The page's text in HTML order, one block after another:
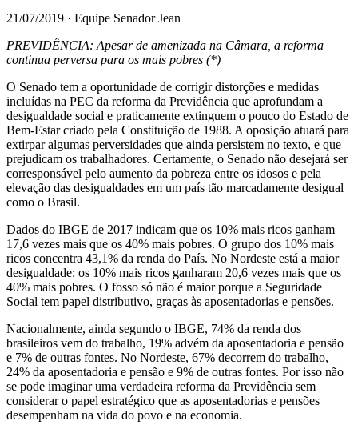
21/07/2019 · Equipe Senador Jean
PREVIDÊNCIA: Apesar de amenizada na Câmara, a reforma
continua perversa para os mais pobres (*)
O Senado tem a oportunidade de corrigir distorções e medidas
incluídas na PEC da reforma da Previdência que aprofundam a
desigualdade social e praticamente extinguem o pouco do Estado de
Bem-Estar criado pela Constituição de 1988. A oposição atuará para
extirpar algumas perversidades que ainda persistem no texto, e que
prejudicam os trabalhadores. Certamente, o Senado não desejará ser
corresponsável pelo aumento da pobreza entre os idosos e pela
elevação das desigualdades em um país tão marcadamente desigual
como o Brasil.
Dados do IBGE de 2017 indicam que os 10% mais ricos ganham
17,6 vezes mais que os 40% mais pobres. O grupo dos 10% mais
ricos concentra 43,1% da renda do País. No Nordeste está a maior
desigualdade: os 10% mais ricos ganharam 20,6 vezes mais que os
40% mais pobres. O fosso só não é maior porque a Seguridade
Social tem papel distributivo, graças às aposentadorias e pensões.
Nacionalmente, ainda segundo o IBGE, 74% da renda dos
brasileiros vem do trabalho, 19% advém da aposentadoria e pensão
e 7% de outras fontes. No Nordeste, 67% decorrem do trabalho,
24% da aposentadoria e pensão e 9% de outras fontes. Por isso não
se pode imaginar uma verdadeira reforma da Previdência sem
considerar o papel estratégico que as aposentadorias e pensões
desempenham na vida do povo e na economia.